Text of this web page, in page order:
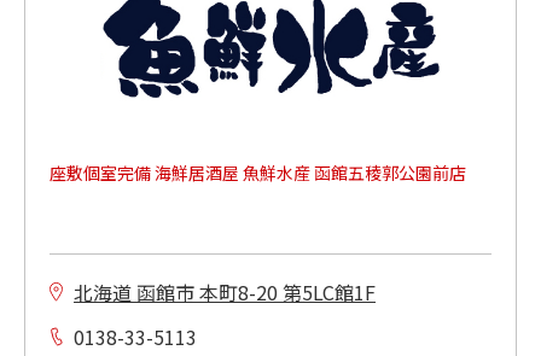
焼肉が食べられる
本格洋食が食べられる
もんじゃ焼きが食べられる
キッズメニューあり
ご当地メニューあり
座敷個室完備 海鮮居酒屋 魚鮮水産 函館五稜郭公園前店
北海道 函館市 本町8-20 第5LC館1F
0138-33-5113